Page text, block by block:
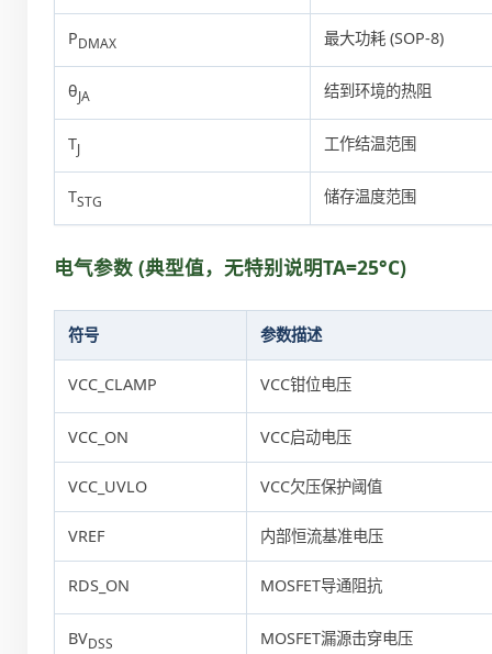
PDMAX 最大功耗 (SOP-8)
θJA 结到环境的热阻
TJ 工作结温范围
TSTG 储存温度范围
电气参数 (典型值，无特别说明TA=25°C)
符号 参数描述
VCC_CLAMP VCC钳位电压
VCC_ON VCC启动电压
VCC_UVLO VCC欠压保护阈值
VREF 内部恒流基准电压
RDS_ON MOSFET导通阻抗
BVDSS MOSFET漏源击穿电压